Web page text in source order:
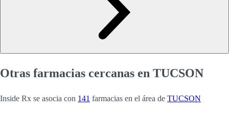
Otras farmacias cercanas en TUCSON
Inside Rx se asocia con 141 farmacias en el área de TUCSON